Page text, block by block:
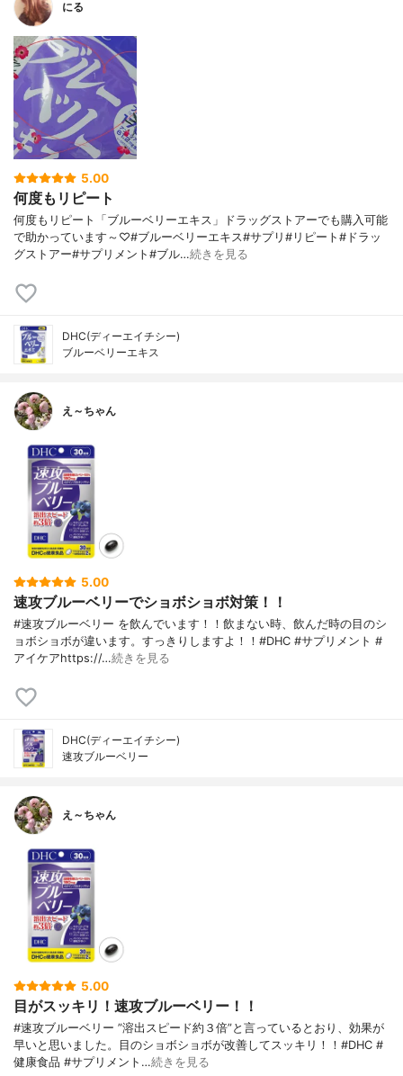
にる
5.00
何度もリピート
何度もリピート「ブルーベリーエキス」ドラッグストアーでも購入可能
で助かっています～♡#ブルーベリーエキス#サプリ#リピート#ドラッ
グストアー#サプリメント#ブル…続きを見る
DHC(ディーエイチシー)
ブルーベリーエキス
え～ちゃん
5.00
速攻ブルーベリーでショボショボ対策！！
#速攻ブルーベリー を飲んでいます！！飲まない時、飲んだ時の目のシ
ョボショボが違います。すっきりしますよ！！#DHC #サプリメント #
アイケアhttps://…続きを見る
DHC(ディーエイチシー)
速攻ブルーベリー
え～ちゃん
5.00
目がスッキリ！速攻ブルーベリー！！
#速攻ブルーベリー ”溶出スピード約３倍”と言っているとおり、効果が
早いと思いました。目のショボショボが改善してスッキリ！！#DHC #
健康食品 #サプリメント…続きを見る